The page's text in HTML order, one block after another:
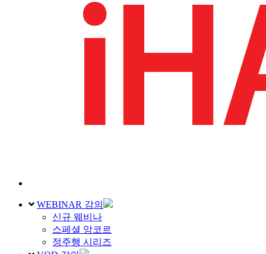
WEBINAR 강의
신규 웨비나
스페셜 앙코르
정주행 시리즈